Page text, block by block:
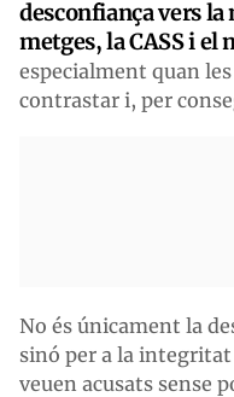
desconfiança vers
metges, la CASS i
especialment quan
contrastar i, per
No és únicament la
sinó per a la
veuen acusats sense